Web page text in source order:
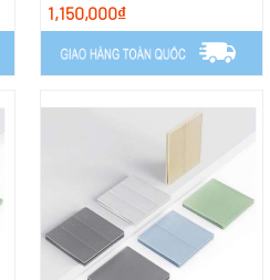
1,150,000₫